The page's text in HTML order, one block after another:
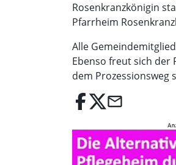
Rosenkranzkönigin
Pfarrheim
Alle
Ebenso freut sich der
dem Prozessionsweg
email